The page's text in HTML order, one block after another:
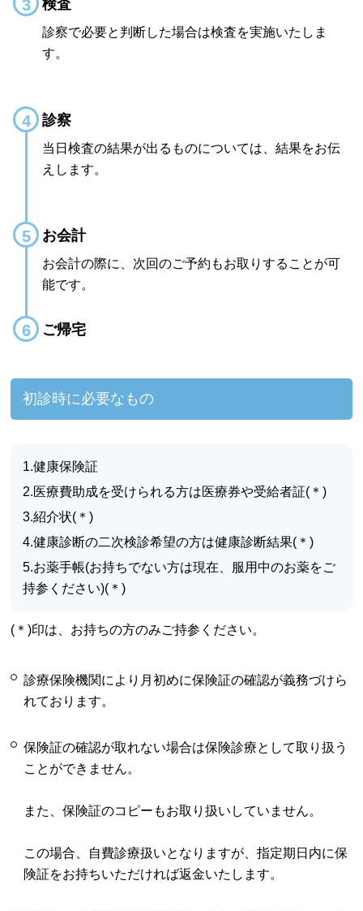
検査
診察で必要と判断した場合は検査を実施いたしま
す。
診察
当日検査の結果が出るものについては、結果をお伝
えします。
お会計
お会計の際に、次回のご予約もお取りすることが可
能です。
ご帰宅
初診時に必要なもの
1.健康保険証
2.医療費助成を受けられる方は医療券や受給者証(＊)
3.紹介状(＊)
4.健康診断の二次検診希望の方は健康診断結果(＊)
5.お薬手帳(お持ちでない方は現在、服用中のお薬をご
持参ください)(＊)
(＊)印は、お持ちの方のみご持参ください。
診療保険機関により月初めに保険証の確認が義務づけら
れております。
保険証の確認が取れない場合は保険診療として取り扱う
ことができません。
また、保険証のコピーもお取り扱いしていません。
この場合、自費診療扱いとなりますが、指定期日内に保
険証をお持ちいただければ返金いたします。